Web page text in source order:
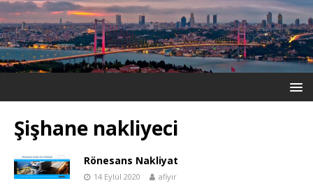
Şişhane nakliyeci
Rönesans Nakliyat
14 Eylül 2020 afiyir